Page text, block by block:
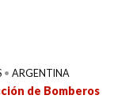
• ARGENTINA
de Bomberos